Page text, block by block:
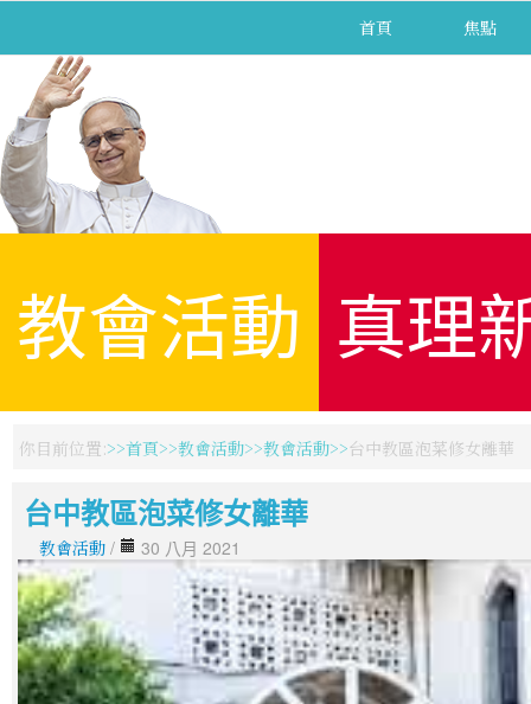
首頁 焦點
教會活動 真理
你目前位置: 首頁 教會活動 教會活動 台中教區泡菜修女離華
台中教區泡菜修女離華
教會活動 / 30 八月 2021